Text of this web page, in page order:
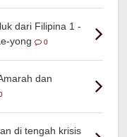
dari Filipina 1 -
yong
0
dan
di tengah krisis